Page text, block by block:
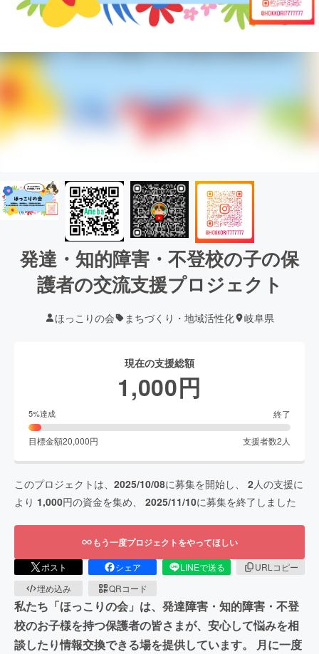
発達・知的障害・不登校の子の保
護者の交流支援プロジェクト
ほっこりの会 まちづくり・地域活性化 岐阜県
現在の支援総額
1,000円
5%達成 終了
目標金額20,000円 支援者数2 人
このプロジェクトは、 2025/10/08に募集を開始し、 2人の支援に
より 1,000円の資金を集め、 2025/11/10に募集を終了しました
もう一度プロジェクトをやってほしい
ポスト シェア LINEで送る
URLコピー
埋め込み
QRコード
私たち「ほっこりの会」は、発達障害・知的障害・不登
校のお子様を持つ保護者の皆さまが、安心して悩みを相
談したり情報交換できる場を提供しています。 月に一度